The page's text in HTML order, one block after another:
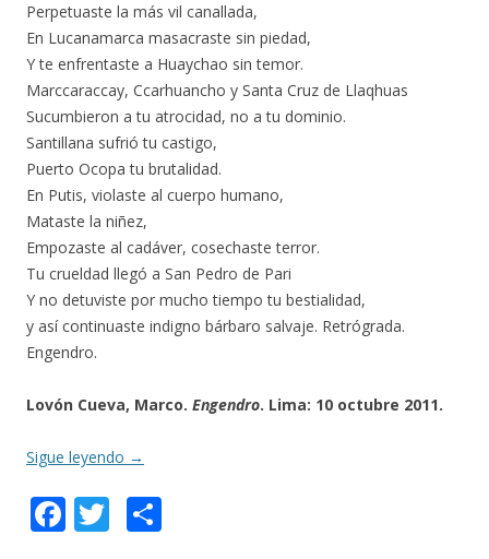
Perpetuaste la más vil canallada,
En Lucanamarca masacraste sin piedad,
Y te enfrentaste a Huaychao sin temor.
Marccaraccay, Ccarhuancho y Santa Cruz de Llaqhuas
Sucumbieron a tu atrocidad, no a tu dominio.
Santillana sufrió tu castigo,
Puerto Ocopa tu brutalidad.
En Putis, violaste al cuerpo humano,
Mataste la niñez,
Empozaste al cadáver, cosechaste terror.
Tu crueldad llegó a San Pedro de Pari
Y no detuviste por mucho tiempo tu bestialidad,
y así continuaste indigno bárbaro salvaje. Retrógrada.
Engendro.
Lovón Cueva, Marco. Engendro. Lima: 10 octubre 2011.
Sigue leyendo →
F T